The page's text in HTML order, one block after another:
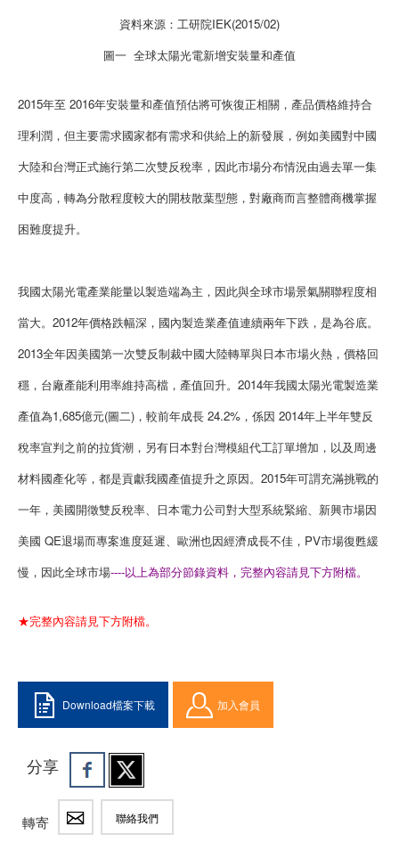
資料來源：工研院IEK(2015/02)
圖一 全球太陽光電新增安裝量和產值
2015年至 2016年安裝量和產值預估將可恢復正相關，產品價格維持合
理利潤，但主要需求國家都有需求和供給上的新發展，例如美國對中國
大陸和台灣正式施行第二次雙反稅率，因此市場分布情況由過去單一集
中度高，轉為分散程度較大的開枝散葉型態，對廠商而言整體商機掌握
困難度提升。
我國太陽光電產業能量以製造端為主，因此與全球市場景氣關聯程度相
當大。2012年價格跌幅深，國內製造業產值連續兩年下跌，是為谷底。
2013全年因美國第一次雙反制裁中國大陸轉單與日本市場火熱，價格回
穩，台廠產能利用率維持高檔，產值回升。2014年我國太陽光電製造業
產值為1,685億元(圖二)，較前年成長 24.2%，係因 2014年上半年雙反
稅率宣判之前的拉貨潮，另有日本對台灣模組代工訂單增加，以及周邊
材料國產化等，都是貢獻我國產值提升之原因。2015年可謂充滿挑戰的
一年，美國開徵雙反稅率、日本電力公司對大型系統緊縮、新興市場因
美國 QE退場而專案進度延遲、歐洲也因經濟成長不佳，PV市場復甦緩
慢，因此全球市場----以上為部分節錄資料，完整內容請見下方附檔。
★完整內容請見下方附檔。
Download檔案下載 加入會員
分享
轉寄 聯絡我們